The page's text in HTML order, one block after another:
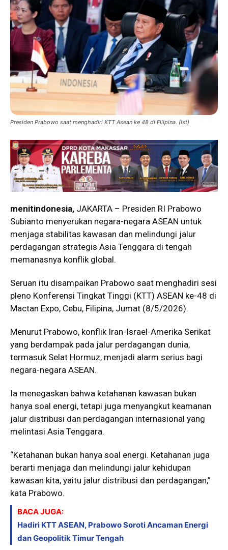
Presiden Prabowo saat menghadiri KTT Asean ke 48 di Filipina. (ist)
menitindonesia, JAKARTA – Presiden RI Prabowo
Subianto menyerukan negara-negara ASEAN untuk
menjaga stabilitas kawasan dan melindungi jalur
perdagangan strategis Asia Tenggara di tengah
memanasnya konflik global.
Seruan itu disampaikan Prabowo saat menghadiri sesi
pleno Konferensi Tingkat Tinggi (KTT) ASEAN ke-48 di
Mactan Expo, Cebu, Filipina, Jumat (8/5/2026).
Menurut Prabowo, konflik Iran-Israel-Amerika Serikat
yang berdampak pada jalur perdagangan dunia,
termasuk Selat Hormuz, menjadi alarm serius bagi
negara-negara ASEAN.
Ia menegaskan bahwa ketahanan kawasan bukan
hanya soal energi, tetapi juga menyangkut keamanan
jalur distribusi dan perdagangan internasional yang
melintasi Asia Tenggara.
“Ketahanan bukan hanya soal energi. Ketahanan juga
berarti menjaga dan melindungi jalur kehidupan
kawasan kita, yaitu jalur distribusi dan perdagangan,”
kata Prabowo.
BACA JUGA:
Hadiri KTT ASEAN, Prabowo Soroti Ancaman Energi
dan Geopolitik Timur Tengah